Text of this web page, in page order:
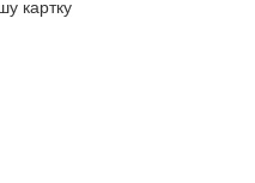
картку